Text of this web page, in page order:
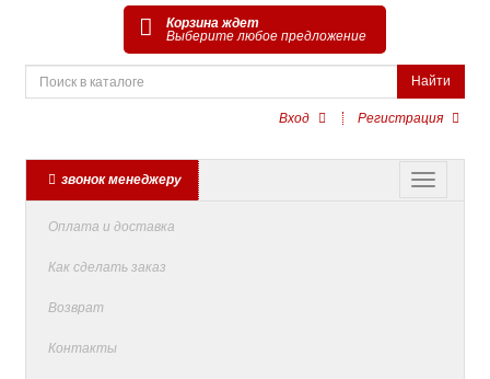
Корзина ждет
Выберите любое предложение
Найти
Вход Регистрация
звонок менеджеру
Оплата и доставка
Как сделать заказ
Возврат
Контакты